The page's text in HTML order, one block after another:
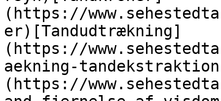
(https://
er)[Tandudtrækning]
(https://
aekning-
(https://